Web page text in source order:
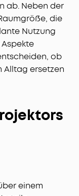
ab. Neben der
die
Nutzung
ob
Alltag ersetzen
einem